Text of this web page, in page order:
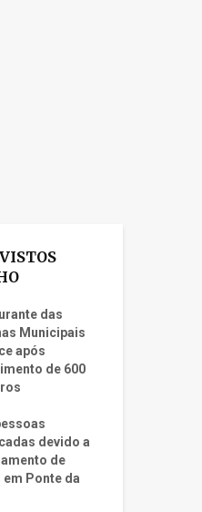
das
Municipais
após
de 600
devido a
de
Ponte da